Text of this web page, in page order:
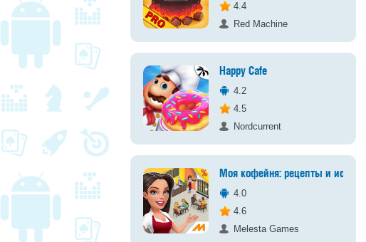
4.4
Red Machine
Happy Cafe
4.2
4.5
Nordcurrent
Моя кофейня: рецепты и истории
4.0
4.6
Melesta Games